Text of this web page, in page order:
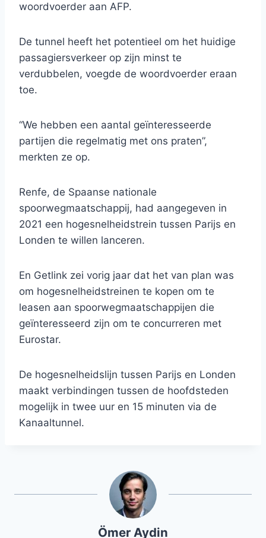
woordvoerder aan AFP.
De tunnel heeft het potentieel om het huidige
passagiersverkeer op zijn minst te
verdubbelen, voegde de woordvoerder eraan
toe.
“We hebben een aantal geïnteresseerde
partijen die regelmatig met ons praten”,
merkten ze op.
Renfe, de Spaanse nationale
spoorwegmaatschappij, had aangegeven in
2021 een hogesnelheidstrein tussen Parijs en
Londen te willen lanceren.
En Getlink zei vorig jaar dat het van plan was
om hogesnelheidstreinen te kopen om te
leasen aan spoorwegmaatschappijen die
geïnteresseerd zijn om te concurreren met
Eurostar.
De hogesnelheidslijn tussen Parijs en Londen
maakt verbindingen tussen de hoofdsteden
mogelijk in twee uur en 15 minuten via de
Kanaaltunnel.
Ömer Aydin